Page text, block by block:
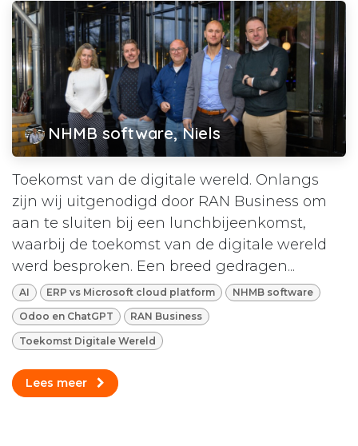
NHMB software, Niels
Toekomst van de digitale wereld. Onlangs
zijn wij uitgenodigd door RAN Business om
aan te sluiten bij een lunchbijeenkomst,
waarbij de toekomst van de digitale wereld
werd besproken. Een breed gedragen...
AI ERP vs Microsoft cloud platform NHMB software
Odoo en ChatGPT RAN Business
Toekomst Digitale Wereld
Lees meer